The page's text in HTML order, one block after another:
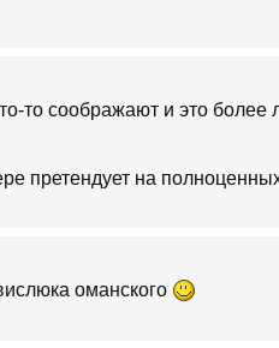
то соображают и это более
претендует на
оманского